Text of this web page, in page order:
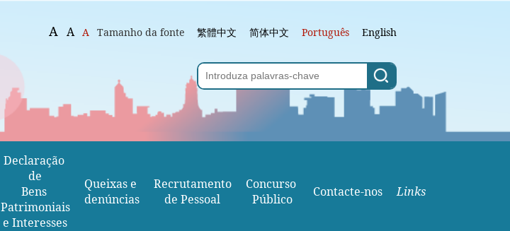
A A A Tamanho da fonte 繁體中文 简体中文 Português English
Declaração
de
Bens
Patrimoniais
e Interesses
Queixas e
denúncias
Recrutamento
de Pessoal
Concurso
Público
Contacte-nos Links